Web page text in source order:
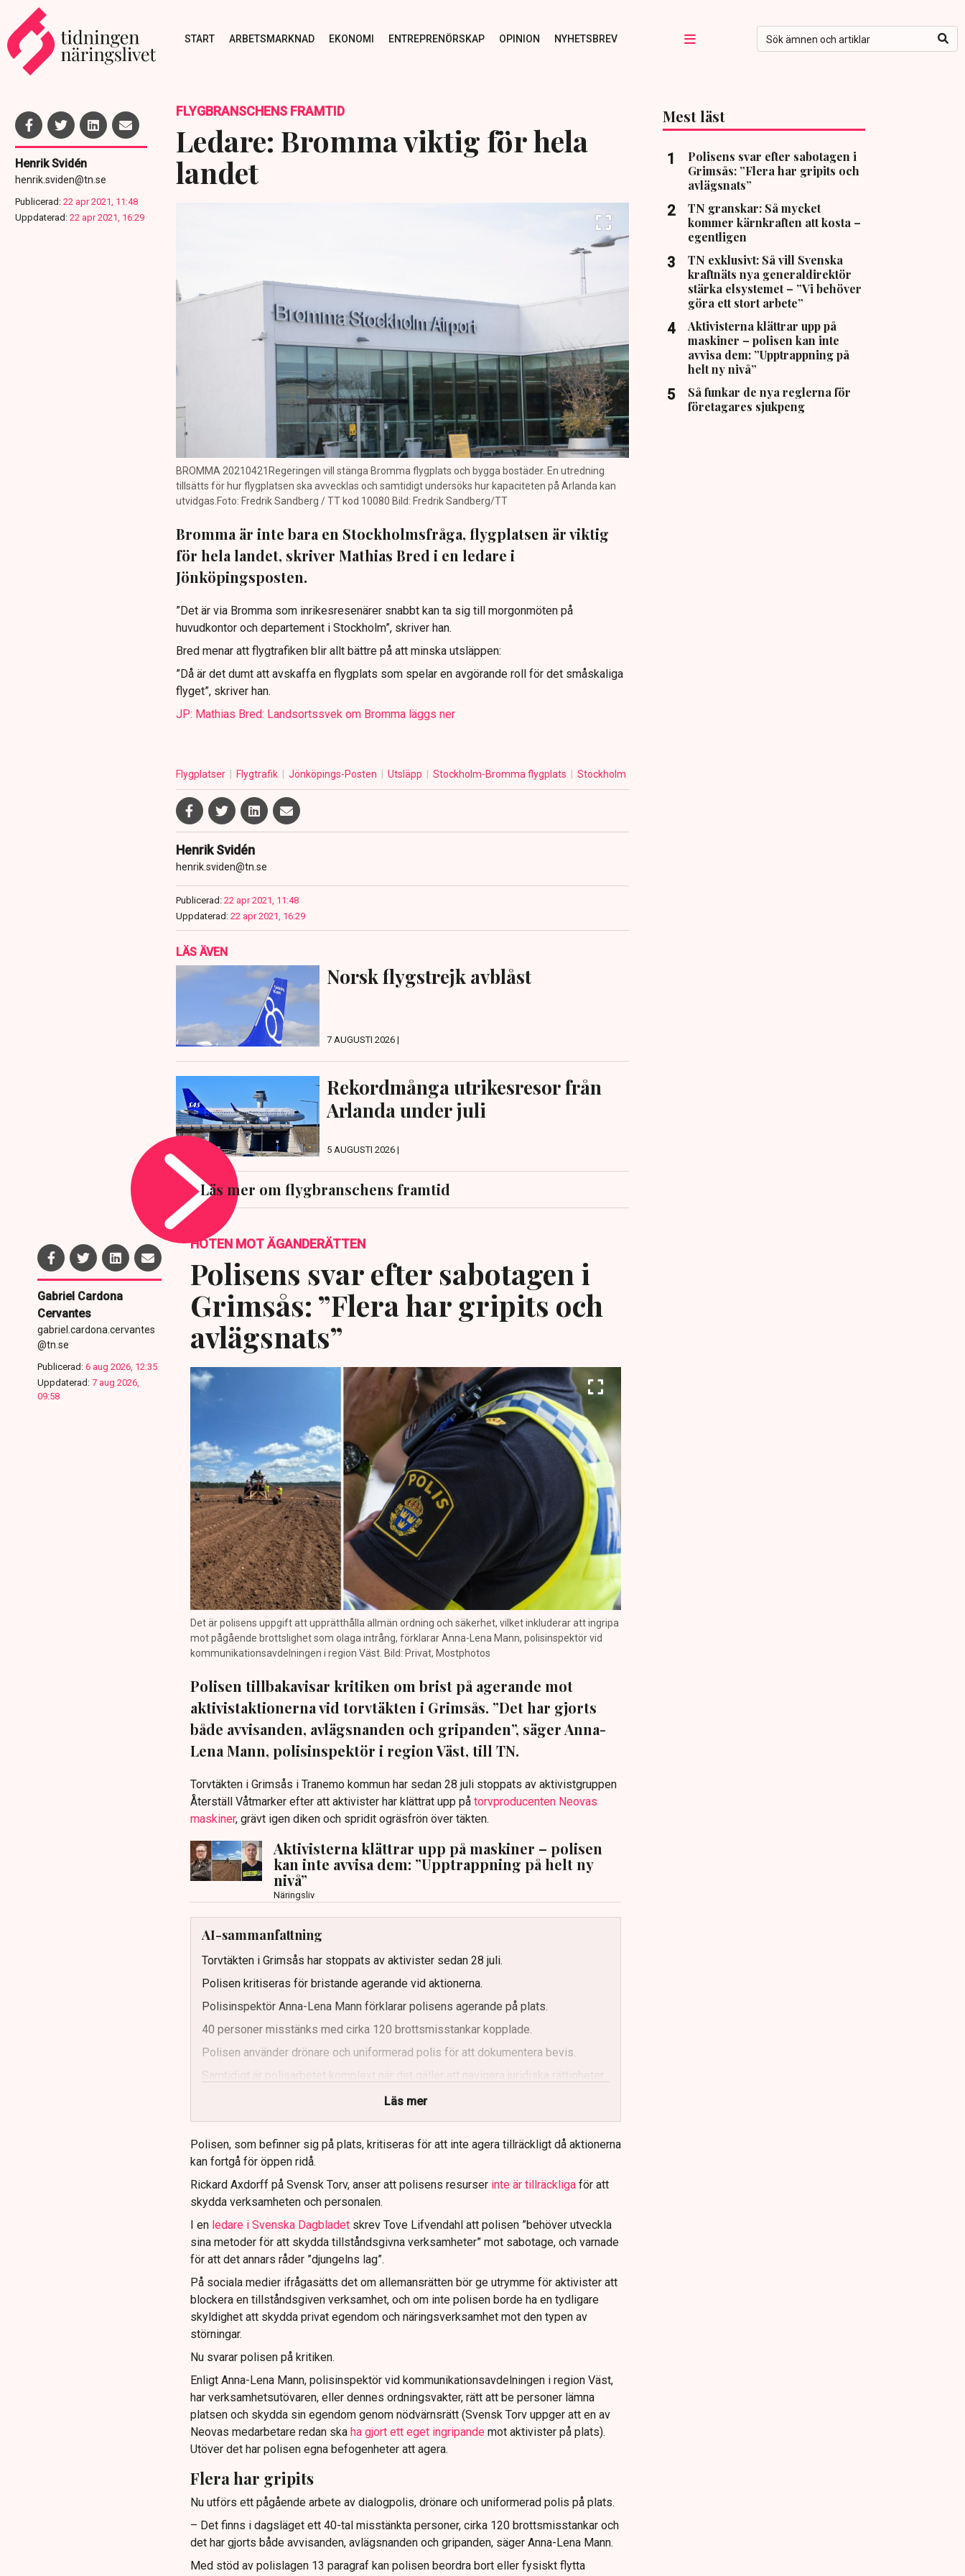
START ARBETSMARKNAD EKONOMI ENTREPRENÖRSKAP OPINION NYHETSBREV
Henrik Svidén
henrik.sviden@tn.se
Publicerad: 22 apr 2021, 11:48
Uppdaterad: 22 apr 2021, 16:29
FLYGBRANSCHENS FRAMTID
Ledare: Bromma viktig för hela
landet
BROMMA 20210421Regeringen vill stänga Bromma flygplats och bygga bostäder. En utredning
tillsätts för hur flygplatsen ska avvecklas och samtidigt undersöks hur kapaciteten på Arlanda kan
utvidgas.Foto: Fredrik Sandberg / TT kod 10080 Bild: Fredrik Sandberg/TT
Bromma är inte bara en Stockholmsfråga, flygplatsen är viktig
för hela landet, skriver Mathias Bred i en ledare i
Jönköpingsposten.
”Det är via Bromma som inrikesresenärer snabbt kan ta sig till morgonmöten på
huvudkontor och departement i Stockholm”, skriver han.
Bred menar att flygtrafiken blir allt bättre på att minska utsläppen:
”Då är det dumt att avskaffa en flygplats som spelar en avgörande roll för det småskaliga
flyget”, skriver han.
JP: Mathias Bred: Landsortssvek om Bromma läggs ner
Flygplatser Flygtrafik Jönköpings-Posten Utsläpp Stockholm-Bromma flygplats Stockholm
Henrik Svidén
henrik.sviden@tn.se
Publicerad: 22 apr 2021, 11:48
Uppdaterad: 22 apr 2021, 16:29
LÄS ÄVEN
Norsk flygstrejk avblåst
7 AUGUSTI 2026 |
Rekordmånga utrikesresor från
Arlanda under juli
5 AUGUSTI 2026 |
Läs mer om flygbranschens framtid
Mest läst
Polisens svar efter sabotagen i
Grimsås: ”Flera har gripits och
avlägsnats”
TN granskar: Så mycket
kommer kärnkraften att kosta –
egentligen
TN exklusivt: Så vill Svenska
kraftnäts nya generaldirektör
stärka elsystemet – ”Vi behöver
göra ett stort arbete”
Aktivisterna klättrar upp på
maskiner – polisen kan inte
avvisa dem: ”Upptrappning på
helt ny nivå”
Så funkar de nya reglerna för
företagares sjukpeng
Gabriel Cardona
Cervantes
gabriel.cardona.cervantes
@tn.se
Publicerad: 6 aug 2026, 12:35
Uppdaterad: 7 aug 2026,
09:58
HOTEN MOT ÄGANDERÄTTEN
Polisens svar efter sabotagen i
Grimsås: ”Flera har gripits och
avlägsnats”
Det är polisens uppgift att upprätthålla allmän ordning och säkerhet, vilket inkluderar att ingripa
mot pågående brottslighet som olaga intrång, förklarar Anna-Lena Mann, polisinspektör vid
kommunikationsavdelningen i region Väst. Bild: Privat, Mostphotos
Polisen tillbakavisar kritiken om brist på agerande mot
aktivistaktionerna vid torvtäkten i Grimsås. ”Det har gjorts
både avvisanden, avlägsnanden och gripanden”, säger Anna-
Lena Mann, polisinspektör i region Väst, till TN.
Torvtäkten i Grimsås i Tranemo kommun har sedan 28 juli stoppats av aktivistgruppen
Återställ Våtmarker efter att aktivister har klättrat upp påtorvproducenten Neovas
maskiner, grävt igen diken och spridit ogräsfrön över täkten.
Aktivisterna klättrar upp på maskiner – polisen
kan inte avvisa dem: ”Upptrappning på helt ny
nivå”
Näringsliv
AI-sammanfattning
Torvtäkten i Grimsås har stoppats av aktivister sedan 28 juli.
Polisen kritiseras för bristande agerande vid aktionerna.
Polisinspektör Anna-Lena Mann förklarar polisens agerande på plats.
40 personer misstänks med cirka 120 brottsmisstankar kopplade.
Polisen använder drönare och uniformerad polis för att dokumentera bevis.
Samtidigt är polisarbetet komplext när det gäller att navigera juridiska rättigheter
Läs mer
Polisen, som befinner sig på plats, kritiseras för att inte agera tillräckligt då aktionerna
kan fortgå för öppen ridå.
Rickard Axdorff på Svensk Torv, anser att polisens resurser inte är tillräckliga för att
skydda verksamheten och personalen.
I en ledare i Svenska Dagbladet skrev Tove Lifvendahl att polisen ”behöver utveckla
sina metoder för att skydda tillståndsgivna verksamheter” mot sabotage, och varnade
för att det annars råder ”djungelns lag”.
På sociala medier ifrågasätts det om allemansrätten bör ge utrymme för aktivister att
blockera en tillståndsgiven verksamhet, och om inte polisen borde ha en tydligare
skyldighet att skydda privat egendom och näringsverksamhet mot den typen av
störningar.
Nu svarar polisen på kritiken.
Enligt Anna-Lena Mann, polisinspektör vid kommunikationsavdelningen i region Väst,
har verksamhetsutövaren, eller dennes ordningsvakter, rätt att be personer lämna
platsen och skydda sin egendom genom nödvärnsrätt (Svensk Torv uppger att en av
Neovas medarbetare redan ska ha gjort ett eget ingripande mot aktivister på plats).
Utöver det har polisen egna befogenheter att agera.
Flera har gripits
Nu utförs ett pågående arbete av dialogpolis, drönare och uniformerad polis på plats.
– Det finns i dagsläget ett 40-tal misstänkta personer, cirka 120 brottsmisstankar och
det har gjorts både avvisanden, avlägsnanden och gripanden, säger Anna-Lena Mann.
Med stöd av polislagen 13 paragraf kan polisen beordra bort eller fysiskt flytta